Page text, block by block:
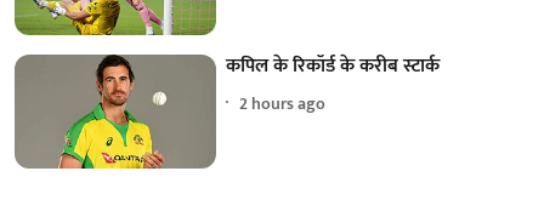
कपिल के रिकॉर्ड के करीब स्टार्क
2 hours ago